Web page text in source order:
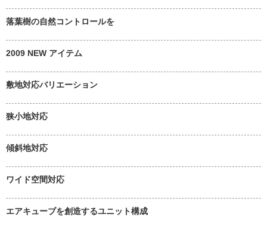
落葉樹の自然コントロールを
2009 NEW アイテム
敷地対応バリエーション
狭小地対応
傾斜地対応
ワイド空間対応
エアキューブを創造するユニット構成